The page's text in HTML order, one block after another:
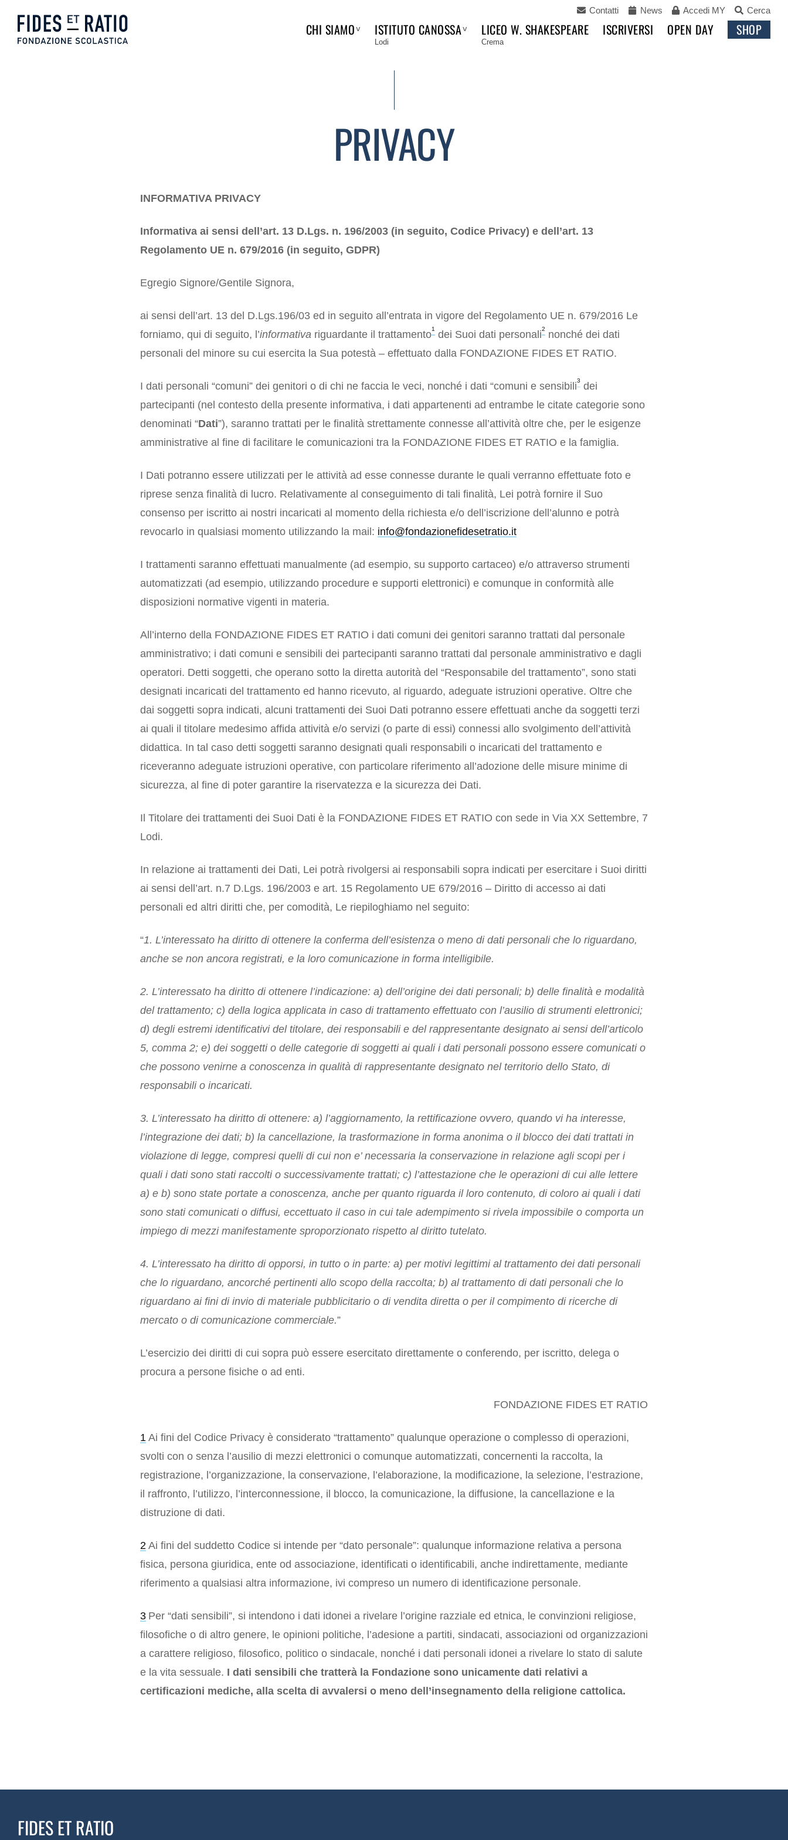
content
CHI SIAMO ISTITUTO CANOSSA
Lodi
LICEO W. SHAKESPEARE
Crema
ISCRIVERSI OPEN DAY SHOP
Contatti News Accedi MY Cerca
PRIVACY
INFORMATIVA PRIVACY
Informativa ai sensi dell’art. 13 D.Lgs. n. 196/2003 (in seguito, Codice Privacy) e dell’art. 13
Regolamento UE n. 679/2016 (in seguito, GDPR)
Egregio Signore/Gentile Signora,
ai sensi dell’art. 13 del D.Lgs.196/03 ed in seguito all’entrata in vigore del Regolamento UE n. 679/2016 Le
forniamo, qui di seguito, l’informativa riguardante il trattamento1 dei Suoi dati personali2
nonché dei dati
personali del minore su cui esercita la Sua potestà – effettuato dalla FONDAZIONE FIDES ET RATIO.
I dati personali “comuni” dei genitori o di chi ne faccia le veci, nonché i dati “comuni e sensibili3 dei
partecipanti (nel contesto della presente informativa, i dati appartenenti ad entrambe le citate categorie sono
denominati “Dati”), saranno trattati per le finalità strettamente connesse all’attività oltre che, per le esigenze
amministrative al fine di facilitare le comunicazioni tra la FONDAZIONE FIDES ET RATIO e la famiglia.
I Dati potranno essere utilizzati per le attività ad esse connesse durante le quali verranno effettuate foto e
riprese senza finalità di lucro. Relativamente al conseguimento di tali finalità, Lei potrà fornire il Suo
consenso per iscritto ai nostri incaricati al momento della richiesta e/o dell’iscrizione dell’alunno e potrà
revocarlo in qualsiasi momento utilizzando la mail: info@fondazionefidesetratio.it
I trattamenti saranno effettuati manualmente (ad esempio, su supporto cartaceo) e/o attraverso strumenti
automatizzati (ad esempio, utilizzando procedure e supporti elettronici) e comunque in conformità alle
disposizioni normative vigenti in materia.
All’interno della FONDAZIONE FIDES ET RATIO i dati comuni dei genitori saranno trattati dal personale
amministrativo; i dati comuni e sensibili dei partecipanti saranno trattati dal personale amministrativo e dagli
operatori. Detti soggetti, che operano sotto la diretta autorità del “Responsabile del trattamento”, sono stati
designati incaricati del trattamento ed hanno ricevuto, al riguardo, adeguate istruzioni operative. Oltre che
dai soggetti sopra indicati, alcuni trattamenti dei Suoi Dati potranno essere effettuati anche da soggetti terzi
ai quali il titolare medesimo affida attività e/o servizi (o parte di essi) connessi allo svolgimento dell’attività
didattica. In tal caso detti soggetti saranno designati quali responsabili o incaricati del trattamento e
riceveranno adeguate istruzioni operative, con particolare riferimento all’adozione delle misure minime di
sicurezza, al fine di poter garantire la riservatezza e la sicurezza dei Dati.
Il Titolare dei trattamenti dei Suoi Dati è la FONDAZIONE FIDES ET RATIO con sede in Via XX Settembre, 7
Lodi.
In relazione ai trattamenti dei Dati, Lei potrà rivolgersi ai responsabili sopra indicati per esercitare i Suoi diritti
ai sensi dell’art. n.7 D.Lgs. 196/2003 e art. 15 Regolamento UE 679/2016 – Diritto di accesso ai dati
personali ed altri diritti che, per comodità, Le riepiloghiamo nel seguito:
“1. L’interessato ha diritto di ottenere la conferma dell’esistenza o meno di dati personali che lo riguardano,
anche se non ancora registrati, e la loro comunicazione in forma intelligibile.
2. L’interessato ha diritto di ottenere l’indicazione: a) dell’origine dei dati personali; b) delle finalità e modalità
del trattamento; c) della logica applicata in caso di trattamento effettuato con l’ausilio di strumenti elettronici;
d) degli estremi identificativi del titolare, dei responsabili e del rappresentante designato ai sensi dell’articolo
5, comma 2; e) dei soggetti o delle categorie di soggetti ai quali i dati personali possono essere comunicati o
che possono venirne a conoscenza in qualità di rappresentante designato nel territorio dello Stato, di
responsabili o incaricati.
3. L’interessato ha diritto di ottenere: a) l’aggiornamento, la rettificazione ovvero, quando vi ha interesse,
l’integrazione dei dati; b) la cancellazione, la trasformazione in forma anonima o il blocco dei dati trattati in
violazione di legge, compresi quelli di cui non e’ necessaria la conservazione in relazione agli scopi per i
quali i dati sono stati raccolti o successivamente trattati; c) l’attestazione che le operazioni di cui alle lettere
a) e b) sono state portate a conoscenza, anche per quanto riguarda il loro contenuto, di coloro ai quali i dati
sono stati comunicati o diffusi, eccettuato il caso in cui tale adempimento si rivela impossibile o comporta un
impiego di mezzi manifestamente sproporzionato rispetto al diritto tutelato.
4. L’interessato ha diritto di opporsi, in tutto o in parte: a) per motivi legittimi al trattamento dei dati personali
che lo riguardano, ancorché pertinenti allo scopo della raccolta; b) al trattamento di dati personali che lo
riguardano ai fini di invio di materiale pubblicitario o di vendita diretta o per il compimento di ricerche di
mercato o di comunicazione commerciale.”
L’esercizio dei diritti di cui sopra può essere esercitato direttamente o conferendo, per iscritto, delega o
procura a persone fisiche o ad enti.
FONDAZIONE FIDES ET RATIO
1 Ai fini del Codice Privacy è considerato “trattamento” qualunque operazione o complesso di operazioni,
svolti con o senza l’ausilio di mezzi elettronici o comunque automatizzati, concernenti la raccolta, la
registrazione, l’organizzazione, la conservazione, l’elaborazione, la modificazione, la selezione, l’estrazione,
il raffronto, l’utilizzo, l’interconnessione, il blocco, la comunicazione, la diffusione, la cancellazione e la
distruzione di dati.
2 Ai fini del suddetto Codice si intende per “dato personale”: qualunque informazione relativa a persona
fisica, persona giuridica, ente od associazione, identificati o identificabili, anche indirettamente, mediante
riferimento a qualsiasi altra informazione, ivi compreso un numero di identificazione personale.
3 Per “dati sensibili”, si intendono i dati idonei a rivelare l’origine razziale ed etnica, le convinzioni religiose,
filosofiche o di altro genere, le opinioni politiche, l’adesione a partiti, sindacati, associazioni od organizzazioni
a carattere religioso, filosofico, politico o sindacale, nonché i dati personali idonei a rivelare lo stato di salute
e la vita sessuale. I dati sensibili che tratterà la Fondazione sono unicamente dati relativi a
certificazioni mediche, alla scelta di avvalersi o meno dell’insegnamento della religione cattolica.
FIDES ET RATIO